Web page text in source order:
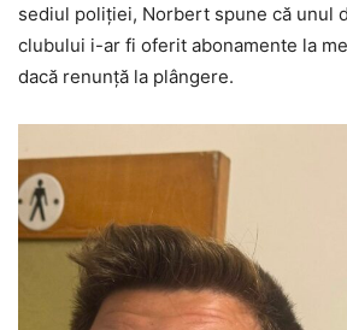
sediul poliției, Norbert spune că unul
clubului i-ar fi oferit abonamente la
dacă renunță la plângere.